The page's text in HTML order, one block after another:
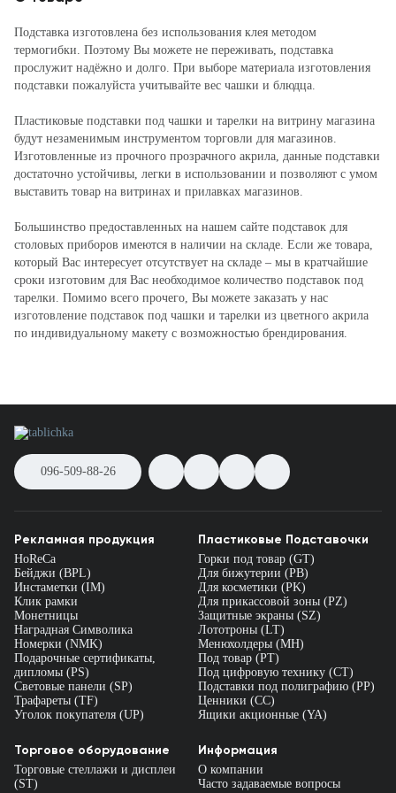
Подставка изготовлена без использования клея методом
термогибки. Поэтому Вы можете не переживать, подставка
прослужит надёжно и долго. При выборе материала изготовления
подставки пожалуйста учитывайте вес чашки и блюдца.
Пластиковые подставки под чашки и тарелки на витрину магазина
будут незаменимым инструментом торговли для магазинов.
Изготовленные из прочного прозрачного акрила, данные подставки
достаточно устойчивы, легки в использовании и позволяют с умом
выставить товар на витринах и прилавках магазинов.
Большинство предоставленных на нашем сайте подставок для
столовых приборов имеются в наличии на складе. Если же товара,
который Вас интересует отсутствует на складе – мы в кратчайшие
сроки изготовим для Вас необходимое количество подставок под
тарелки. Помимо всего прочего, Вы можете заказать у нас
изготовление подставок под чашки и тарелки из цветного акрила
по индивидуальному макету с возможностью брендирования.
096-509-88-26
Рекламная продукция
HoReCa
Бейджи (BPL)
Инстаметки (IM)
Клик рамки
Монетницы
Наградная Символика
Номерки (NMK)
Подарочные сертификаты,
дипломы (PS)
Световые панели (SP)
Трафареты (TF)
Уголок покупателя (UP)
Пластиковые Подставочки
Горки под товар (GT)
Для бижутерии (PB)
Для косметики (PK)
Для прикассовой зоны (PZ)
Защитные экраны (SZ)
Лототроны (LT)
Менюхолдеры (MH)
Под товар (PT)
Под цифровую технику (CT)
Подставки под полиграфию (PP)
Ценники (СС)
Ящики акционные (YA)
Торговое оборудование
Торговые стеллажи и дисплеи
(ST)
Информация
О компании
Часто задаваемые вопросы